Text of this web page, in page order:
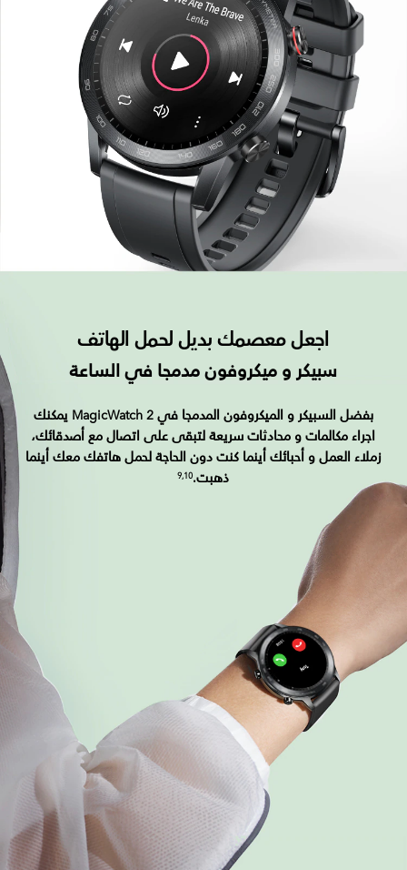
اجعل معصمك بديل لحمل الهاتف
سبيكر و ميكروفون مدمجا في الساعة
بفضل السبيكر و الميكروفون المدمجا في MagicWatch 2 يمكنك
اجراء مكالمات و محادثات سريعة لتبقى على اتصال مع أصدقائك،
زملاء العمل و أحبائك أينما كنت دون الحاجة لحمل هاتفك معك أينما
ذهبت.9,10